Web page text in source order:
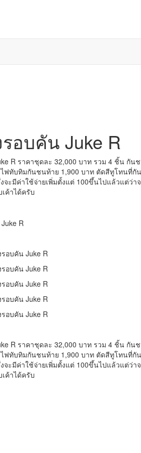
อบคัน Juke R
R ราคาชุดละ 32,000 บาท รวม 4 ชิ้น กัน
ฟทับทิมกันชนท้าย 1,900 บาท ตัดสีทูโทนที่กั
จะมีค่าใช้จ่ายเพิ่มตั้งแต่ 100ขึ้นไปแล้วแต่ว่
ค้าได้ครับ
R ราคาชุดละ 32,000 บาท รวม 4 ชิ้น กัน
ฟทับทิมกันชนท้าย 1,900 บาท ตัดสีทูโทนที่กั
จะมีค่าใช้จ่ายเพิ่มตั้งแต่ 100ขึ้นไปแล้วแต่ว่
ค้าได้ครับ